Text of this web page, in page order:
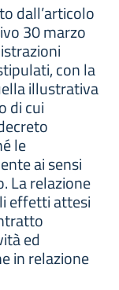
dall’articolo
30 marzo
con la
illustrativa
di cui
le
ai sensi
La relazione
effetti attesi
ed
in relazione